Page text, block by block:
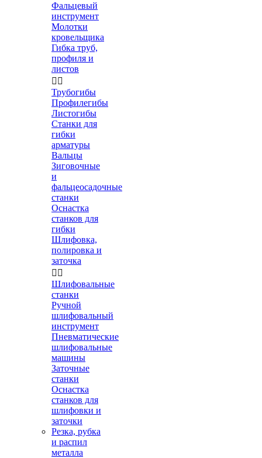
Фальцевый
инструмент
Молотки
кровельщика
Гибка труб,
профиля и
листов
 
Трубогибы
Профилегибы
Листогибы
Станки для
гибки
арматуры
Вальцы
Зиговочные
и
фальцеосадочные
станки
Оснастка
станков для
гибки
Шлифовка,
полировка и
заточка
 
Шлифовальные
станки
Ручной
шлифовальный
инструмент
Пневматические
шлифовальные
машины
Заточные
станки
Оснастка
станков для
шлифовки и
заточки
Резка, рубка
и распил
металла